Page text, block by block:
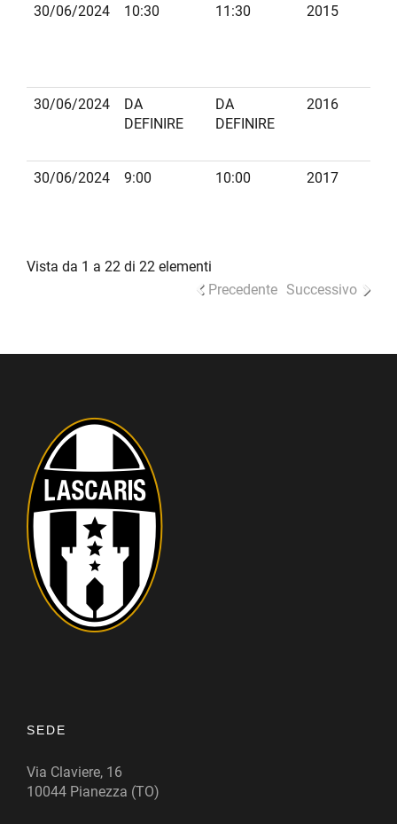
30/06/2024 10:30 11:30 2015
30/06/2024
DA
DEFINIRE
DA
DEFINIRE
2016
30/06/2024 9:00 10:00 2017
Vista da 1 a 22 di 22 elementi
Precedente Successivo
SEDE
Via Claviere, 16
10044 Pianezza (TO)